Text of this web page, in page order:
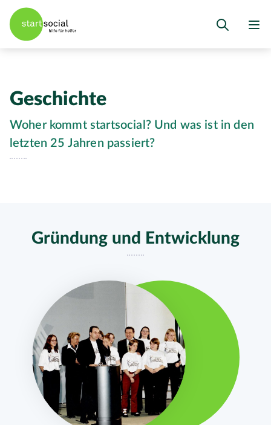
Geschichte
Woher kommt startsocial? Und was ist in den
letzten 25 Jahren passiert?
Gründung und Entwicklung